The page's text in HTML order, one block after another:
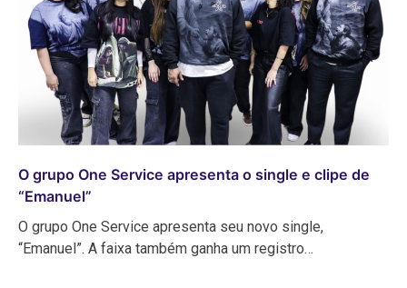
O grupo One Service apresenta o single e clipe de
“Emanuel”
O grupo One Service apresenta seu novo single,
“Emanuel”. A faixa também ganha um registro…